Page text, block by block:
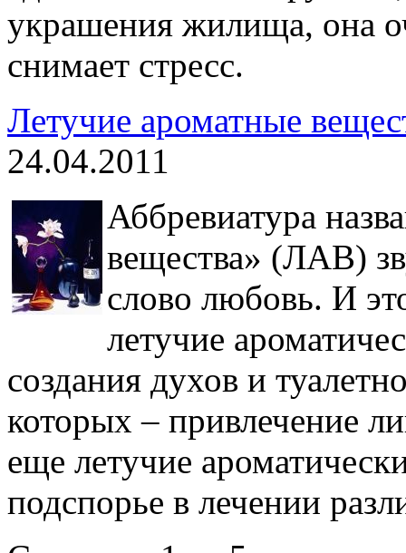
украшения жилища, она
снимает стресс.
Летучие ароматные
24.04.2011
Аббревиатура
вещества» (ЛАВ)
слово любовь. И
летучие
создания духов и
которых – привлечение
еще летучие
подспорье в лечении